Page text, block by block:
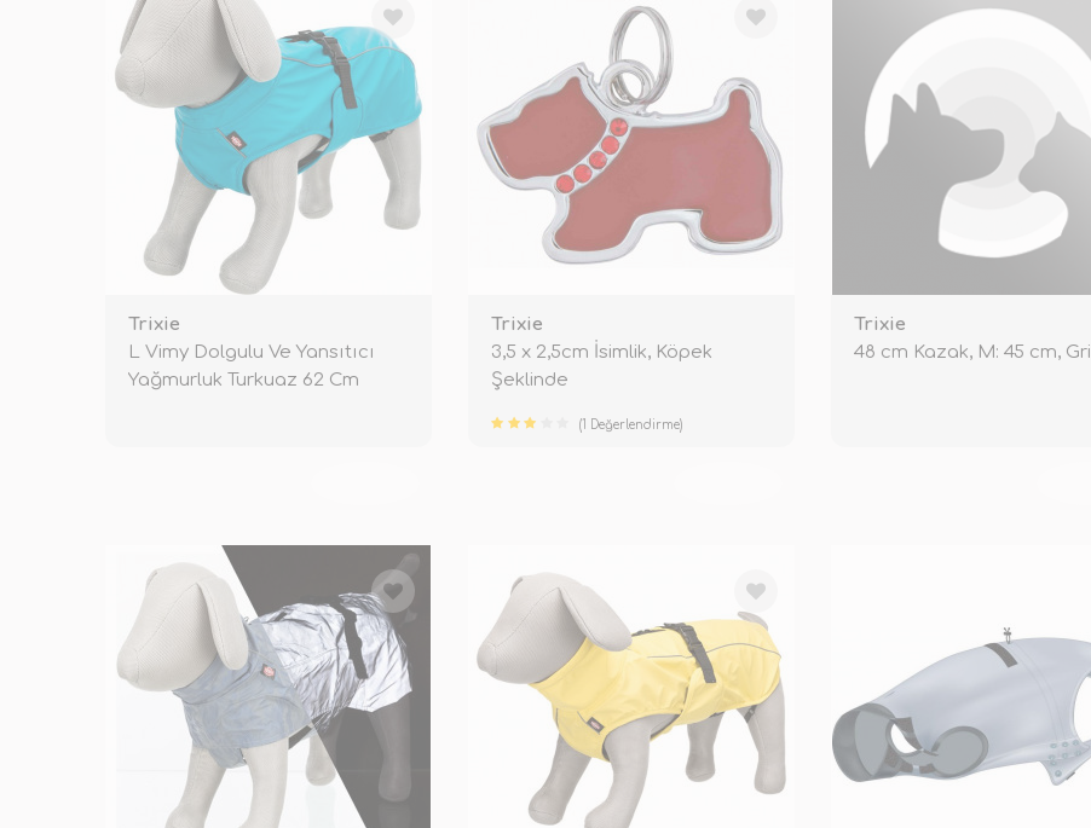
Trixie
L Vimy Dolgulu Ve Yansıtıcı
Yağmurluk Turkuaz 62 Cm
Trixie
3,5 x 2,5cm İsimlik, Köpek
Şeklinde
(1 Değerlendirme)
Trixie
48 cm Kazak, M: 45 cm, Gri